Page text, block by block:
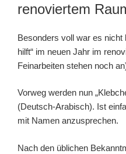
renoviertem
Besonders voll war es nicht
hilft“ im neuen Jahr im
Feinarbeiten stehen noch
Vorweg werden nun
(Deutsch-Arabisch). Ist
mit Namen anzusprechen.
Nach den üblichen